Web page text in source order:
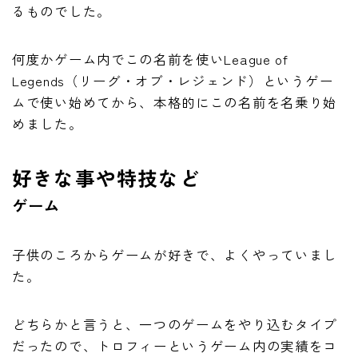
るものでした。
何度かゲーム内でこの名前を使いLeague of
Legends（リーグ・オブ・レジェンド）というゲー
ムで使い始めてから、本格的にこの名前を名乗り始
めました。
好きな事や特技など
ゲーム
子供のころからゲームが好きで、よくやっていまし
た。
どちらかと言うと、一つのゲームをやり込むタイプ
だったので、トロフィーというゲーム内の実績をコ